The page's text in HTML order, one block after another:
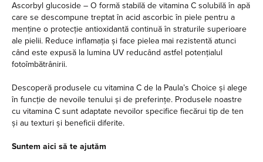
Ascorbyl glucoside – O formă stabilă de vitamina C solubilă în apă
care se descompune treptat în acid ascorbic în piele pentru a
menține o protecție antioxidantă continuă în straturile superioare
ale pielii. Reduce inflamația și face pielea mai rezistentă atunci
când este expusă la lumina UV reducând astfel potențialul
fotoîmbătrânirii.
Descoperă produsele cu vitamina C de la Paula’s Choice și alege
în funcție de nevoile tenului și de preferințe. Produsele noastre
cu vitamina C sunt adaptate nevoilor specifice fiecărui tip de ten
și au texturi și beneficii diferite.
Suntem aici să te ajutăm